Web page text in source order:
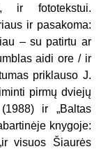
ir fototekstui.
ir pasakoma:
– su patirtu ar
aidi ore / ir
priklauso J.
pirmų dviejų
ir „Baltas
knygoje:
visuos Šiaurės